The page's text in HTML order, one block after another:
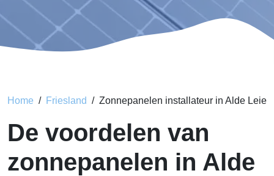
Home Friesland Zonnepanelen installateur in Alde Leie
De voordelen van
zonnepanelen in Alde